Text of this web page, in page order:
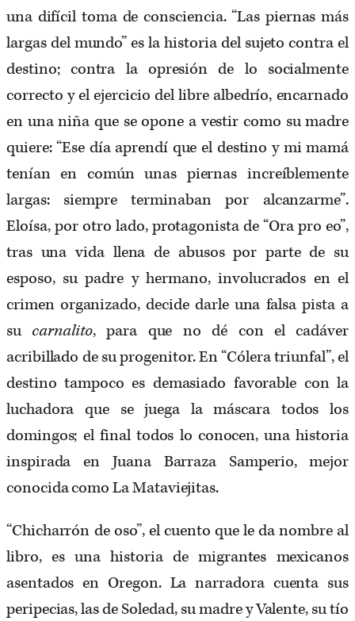
una difícil toma de consciencia. “Las piernas más
largas del mundo” es la historia del sujeto contra el
destino; contra la opresión de lo socialmente
correcto y el ejercicio del libre albedrío, encarnado
en una niña que se opone a vestir como su madre
quiere: “Ese día aprendí que el destino y mi mamá
tenían en común unas piernas increíblemente
largas: siempre terminaban por alcanzarme”.
Eloísa, por otro lado, protagonista de “Ora pro eo”,
tras una vida llena de abusos por parte de su
esposo, su padre y hermano, involucrados en el
crimen organizado, decide darle una falsa pista a
su carnalito, para que no dé con el cadáver
acribillado de su progenitor. En “Cólera triunfal”, el
destino tampoco es demasiado favorable con la
luchadora que se juega la máscara todos los
domingos; el final todos lo conocen, una historia
inspirada en Juana Barraza Samperio, mejor
conocida como La Mataviejitas.
“Chicharrón de oso”, el cuento que le da nombre al
libro, es una historia de migrantes mexicanos
asentados en Oregon. La narradora cuenta sus
peripecias, las de Soledad, su madre y Valente, su tío